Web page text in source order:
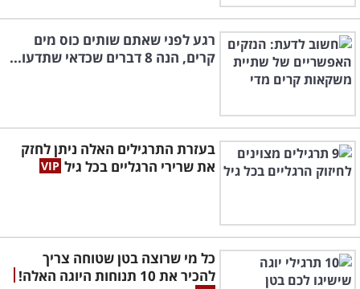
רגע לפני שאתם שותים כוס מים
קרים, הנה 8 דברים שכדאי שתדעו...
בעזרת התרגילים האלה ניתן לחזק
את שרירי הרגליים בכל גיל
כל מי שרוצה בטן שטוחה צריך
להכיר את 10 תנוחות היוגה האלה!